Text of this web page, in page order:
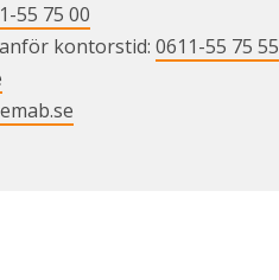
55 75 00
kontorstid: 0611-55 75 55